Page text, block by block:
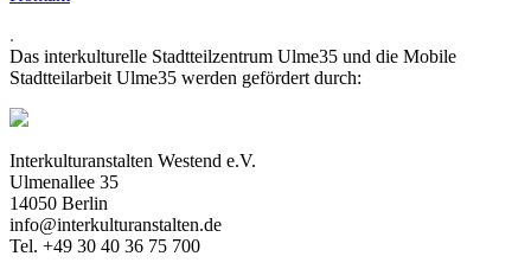
.
Das interkulturelle Stadtteilzentrum Ulme35 und die Mobile
Stadtteilarbeit Ulme35 werden gefördert durch:
Interkulturanstalten Westend e.V.
Ulmenallee 35
14050 Berlin
info@interkulturanstalten.de
Tel. +49 30 40 36 75 700